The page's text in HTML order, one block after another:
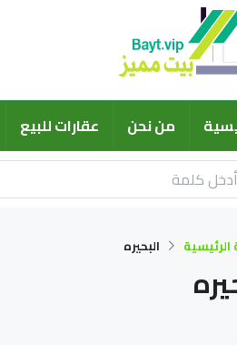
من نحن عقارات للبيع
البحيره